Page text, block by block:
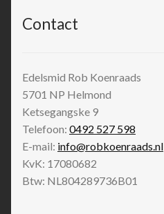
Contact
Edelsmid Rob Koenraads
5701 NP Helmond
Ketsegangske 9
Telefoon: 0492 527 598
E-mail: info@robkoenraads.nl
KvK: 17080682
Btw: NL804289736B01